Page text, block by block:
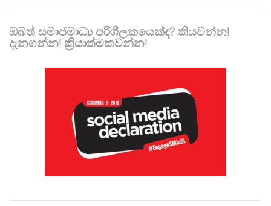
ඔබත් සමාජමාධ්‍ය පරිශීලකයෙක්ද? කියවන්න!
දැනගන්න! ක්‍රියාත්මකවන්න!